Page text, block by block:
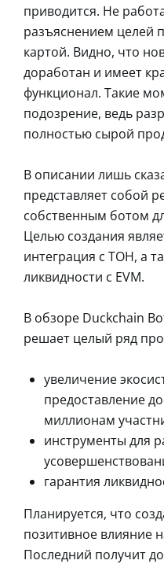
приводится. Не
разъяснением целей
картой. Видно, что
доработан и имеет
функционал. Такие
подозрение, ведь
полностью сырой
В описании лишь
представляет собой
собственным ботом
Целью создания
интеграция с ТОН, а
ликвидности с EVM.
В обзоре Duckchain
решает целый ряд
увеличение
предоставление
миллионам
инструменты для
гарантия
Планируется, что
позитивное влияние
Последний получит